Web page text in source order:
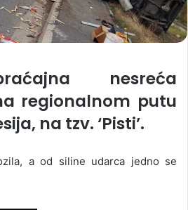
nesreća
regionalnom putu
na tzv. ‘Pisti’.
a od siline udarca jedno se